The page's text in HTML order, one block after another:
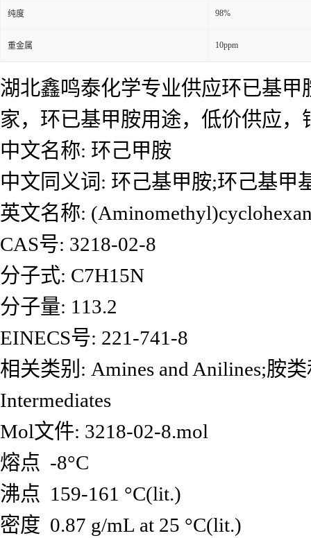
纯度 98%
重金属 10ppm
湖北鑫鸣泰化学专业供应环已基
家，环已基甲胺用途，低价供应
中文名称: 环己甲胺
中文同义词: 环己基甲胺;环己基甲
英文名称:
CAS号: 3218-02-8
分子式: C7H15N
分子量: 113.2
EINECS号: 221-741-8
相关类别: Amines and Anilines;胺
Intermediates
Mol文件: 3218-02-8.mol
熔点 -8°C
沸点 159-161 °C(lit.)
密度 0.87 g/mL at 25 °C(lit.)